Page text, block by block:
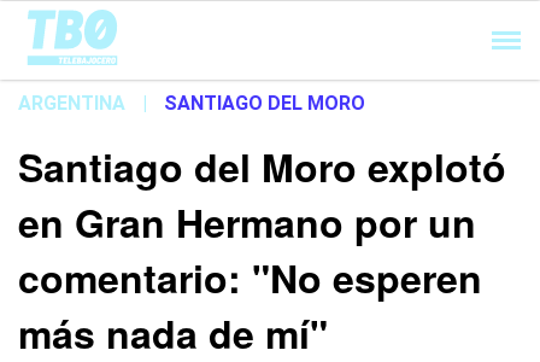
Cargando...
ARGENTINA | SANTIAGO DEL MORO
Santiago del Moro explotó
en Gran Hermano por un
comentario: "No esperen
más nada de mí"